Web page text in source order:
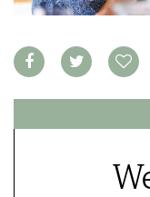
MEDIATHEK
BILDSTRECKEN
NEWS